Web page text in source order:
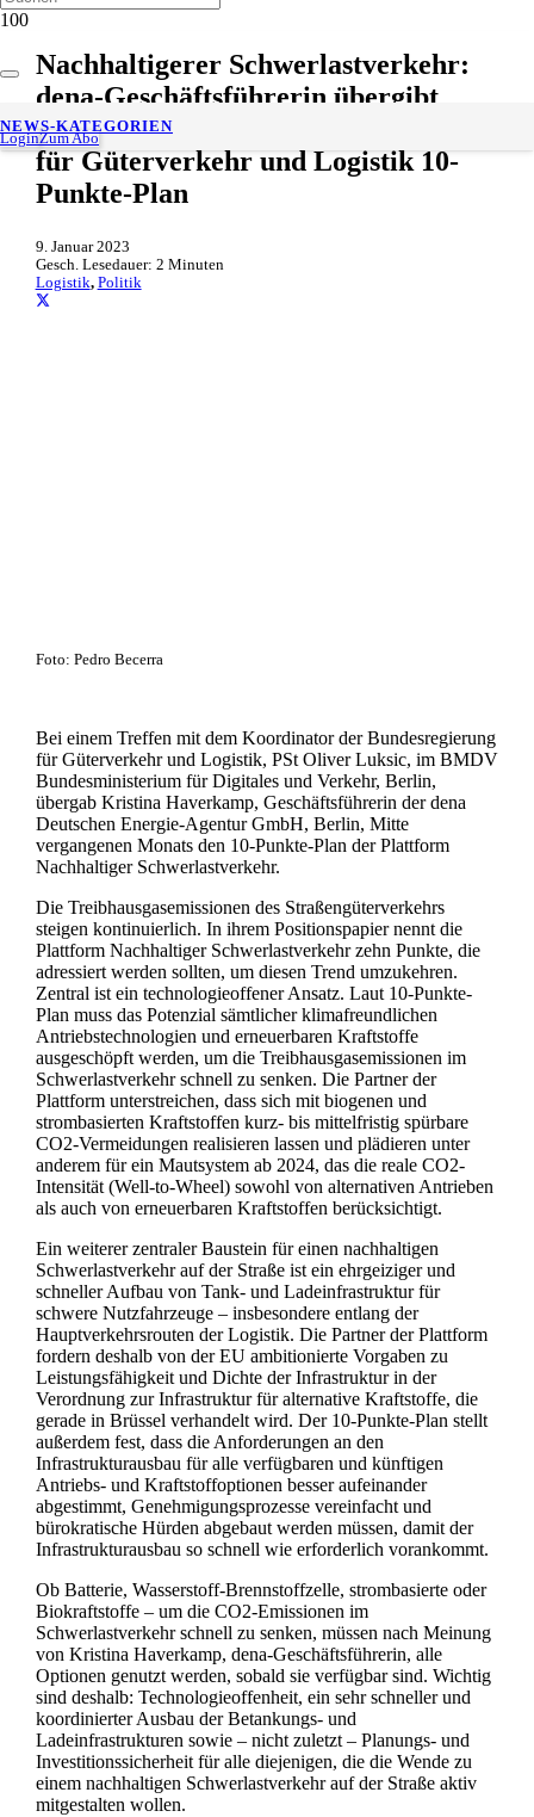
LoginZum Abo
NEWS-KATEGORIEN
Nachhaltigerer Schwerlastverkehr:
dena-Geschäftsführerin übergibt
Koordinator der Bundesregierung
für Güterverkehr und Logistik 10-
Punkte-Plan
9. Januar 2023
Gesch. Lesedauer: 2 Minuten
Logistik, Politik
Foto: Pedro Becerra
Bei einem Treffen mit dem Koordinator der Bundesregierung
für Güterverkehr und Logistik, PSt Oliver Luksic, im BMDV
Bundesministerium für Digitales und Verkehr, Berlin,
übergab Kristina Haverkamp, Geschäftsführerin der dena
Deutschen Energie-Agentur GmbH, Berlin, Mitte
vergangenen Monats den 10-Punkte-Plan der Plattform
Nachhaltiger Schwerlastverkehr.
Die Treibhausgasemissionen des Straßengüterverkehrs
steigen kontinuierlich. In ihrem Positionspapier nennt die
Plattform Nachhaltiger Schwerlastverkehr zehn Punkte, die
adressiert werden sollten, um diesen Trend umzukehren.
Zentral ist ein technologieoffener Ansatz. Laut 10-Punkte-
Plan muss das Potenzial sämtlicher klimafreundlichen
Antriebstechnologien und erneuerbaren Kraftstoffe
ausgeschöpft werden, um die Treibhausgasemissionen im
Schwerlastverkehr schnell zu senken. Die Partner der
Plattform unterstreichen, dass sich mit biogenen und
strombasierten Kraftstoffen kurz- bis mittelfristig spürbare
CO2-Vermeidungen realisieren lassen und plädieren unter
anderem für ein Mautsystem ab 2024, das die reale CO2-
Intensität (Well-to-Wheel) sowohl von alternativen Antrieben
als auch von erneuerbaren Kraftstoffen berücksichtigt.
Ein weiterer zentraler Baustein für einen nachhaltigen
Schwerlastverkehr auf der Straße ist ein ehrgeiziger und
schneller Aufbau von Tank- und Ladeinfrastruktur für
schwere Nutzfahrzeuge – insbesondere entlang der
Hauptverkehrsrouten der Logistik. Die Partner der Plattform
fordern deshalb von der EU ambitionierte Vorgaben zu
Leistungsfähigkeit und Dichte der Infrastruktur in der
Verordnung zur Infrastruktur für alternative Kraftstoffe, die
gerade in Brüssel verhandelt wird. Der 10-Punkte-Plan stellt
außerdem fest, dass die Anforderungen an den
Infrastrukturausbau für alle verfügbaren und künftigen
Antriebs- und Kraftstoffoptionen besser aufeinander
abgestimmt, Genehmigungsprozesse vereinfacht und
bürokratische Hürden abgebaut werden müssen, damit der
Infrastrukturausbau so schnell wie erforderlich vorankommt.
Ob Batterie, Wasserstoff-Brennstoffzelle, strombasierte oder
Biokraftstoffe – um die CO2-Emissionen im
Schwerlastverkehr schnell zu senken, müssen nach Meinung
von Kristina Haverkamp, dena-Geschäftsführerin, alle
Optionen genutzt werden, sobald sie verfügbar sind. Wichtig
sind deshalb: Technologieoffenheit, ein sehr schneller und
koordinierter Ausbau der Betankungs- und
Ladeinfrastrukturen sowie – nicht zuletzt – Planungs- und
Investitionssicherheit für alle diejenigen, die die Wende zu
einem nachhaltigen Schwerlastverkehr auf der Straße aktiv
mitgestalten wollen.